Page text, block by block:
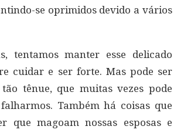
se oprimidos devido a vários
tentamos manter esse delicado
cuidar e ser forte. Mas pode ser
tênue, que muitas vezes pode
Também há coisas que
que magoam nossas esposas e